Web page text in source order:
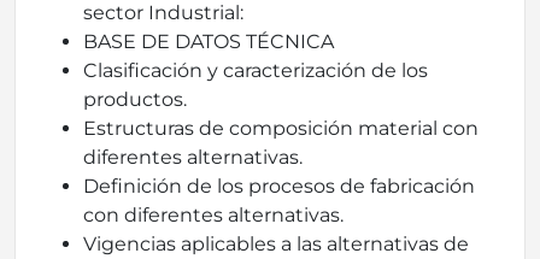
sector Industrial:
BASE DE DATOS TÉCNICA
Clasificación y caracterización de los
productos.
Estructuras de composición material con
diferentes alternativas.
Definición de los procesos de fabricación
con diferentes alternativas.
Vigencias aplicables a las alternativas de